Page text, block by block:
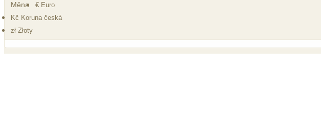
Měna
€ Euro
Kč Koruna česká
zł Złoty